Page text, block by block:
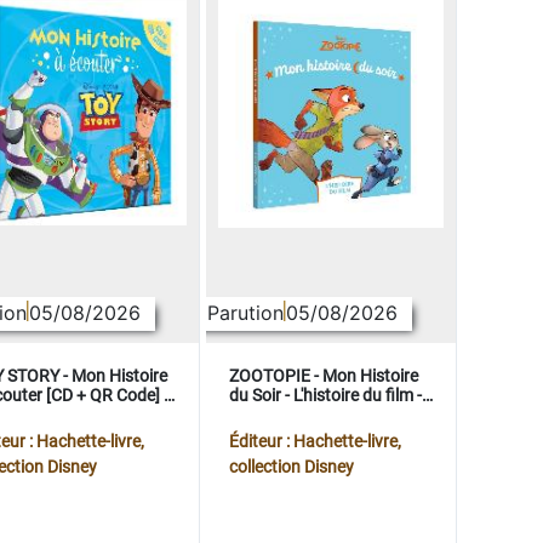
05/08/2026
STORY - Mon Histoire
[CD + QR Code] -
: Hachette-livre,
Disney
Parution05/08/2026
ZOOTOPIE - Mon Histoire
du Soir - L'histoire du film -
Éditeur : Hachette-livre,
collection Disney